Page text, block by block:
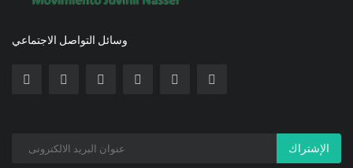
وسائل التواصل الاجتماعي
الإشتراك